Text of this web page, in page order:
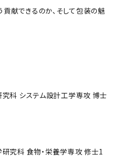
献できるのか、そして包装の魅
科 システム設計工学専攻 博士
究科 食物・栄養学専攻 修士1